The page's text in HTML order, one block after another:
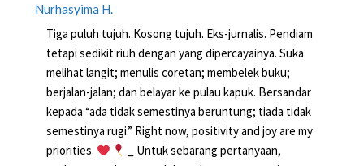
Nurhasyima H.
Tiga puluh tujuh. Kosong tujuh. Eks-jurnalis. Pendiam
tetapi sedikit riuh dengan yang dipercayainya. Suka
melihat langit; menulis coretan; membelek buku;
berjalan-jalan; dan belayar ke pulau kapuk. Bersandar
kepada “ada tidak semestinya beruntung; tiada tidak
semestinya rugi.” Right now, positivity and joy are my
priorities.
_ Untuk sebarang pertanyaan,